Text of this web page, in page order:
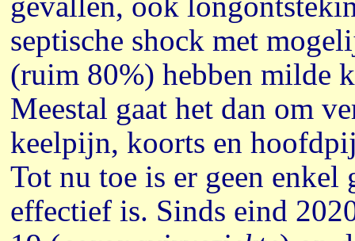
septische shock met
(ruim 80%) hebben milde
Meestal gaat het dan om
keelpijn, koorts en
Tot nu toe is er geen enkel
effectief is. Sinds eind